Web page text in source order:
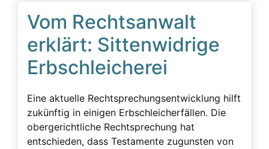
Vom Rechtsanwalt
erklärt: Sittenwidrige
Erbschleicherei
Eine aktuelle Rechtsprechungsentwicklung hilft
zukünftig in einigen Erbschleicherfällen. Die
obergerichtliche Rechtsprechung hat
entschieden, dass Testamente zugunsten von
Notarielle Beurkundung
Pfleger
Pflichtteil
Pflichtteilsverzicht
Pressearbeit
Presseartikel
Pressemitteilung